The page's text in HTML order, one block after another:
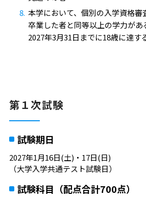
本学において、個別の入学資格審
卒業した者と同等以上の学力があ
2027年3月31日までに18歳に達す
第１次試験
試験期日
2027年1月16日(土)・17日(日)
（大学入学共通テスト試験日）
試験科目（配点合計700点）